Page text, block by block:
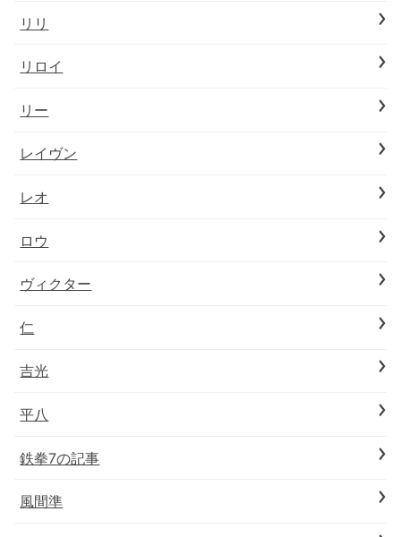
リリ
リロイ
リー
レイヴン
レオ
ロウ
ヴィクター
仁
吉光
平八
鉄拳7の記事
風間準